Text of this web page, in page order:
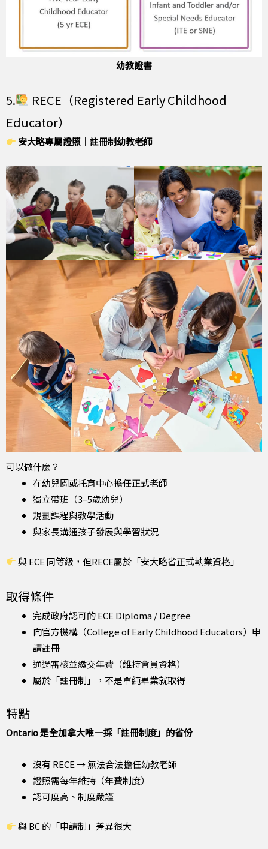
幼教證書
5.
RECE（Registered Early Childhood
Educator）
安大略專屬證照｜註冊制幼教老師
可以做什麼？
在幼兒園或托育中心擔任正式老師
獨立帶班（3–5歲幼兒）
規劃課程與教學活動
與家長溝通孩子發展與學習狀況
與 ECE 同等級，但RECE屬於「安大略省正式執業資格」
取得條件
完成政府認可的 ECE Diploma / Degree
向官方機構（College of Early Childhood Educators）申
請註冊
通過審核並繳交年費（維持會員資格）
屬於「註冊制」，不是單純畢業就取得
特點
Ontario 是全加拿大唯一採「註冊制度」的省份
沒有 RECE → 無法合法擔任幼教老師
證照需每年維持（年費制度）
認可度高、制度嚴謹
與 BC 的「申請制」差異很大